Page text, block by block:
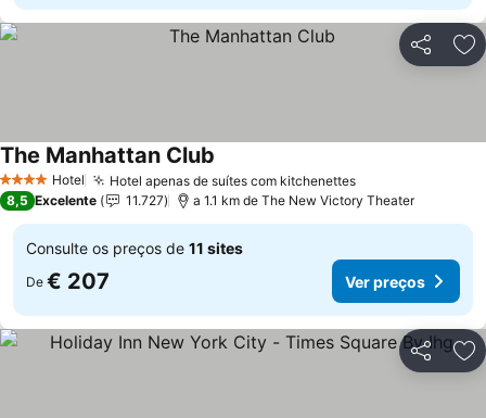
Partilhar
4 EstrelasHotel Hotel apenas de suítes com kitchenettes
The Manhattan Club
8,5 Excelente 11.727 a 1.1 km de The New Victory Theater
Consulte os preços de 11 sites
De € 207 Ver preços
Partilhar